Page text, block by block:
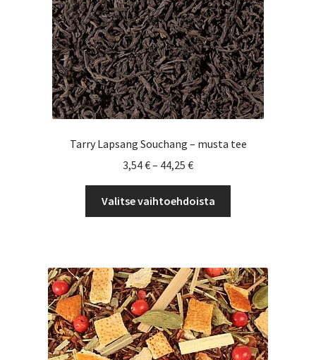
valinnat
tuotteen
sivulla.
Tarry Lapsang Souchang – musta tee
3,54€– 44,25 €Hintaluokka:
3,54 €
-
44,25 €
Valitse vaihtoehdoista
Voit
tehdä
valinnat
tuotteen
sivulla.